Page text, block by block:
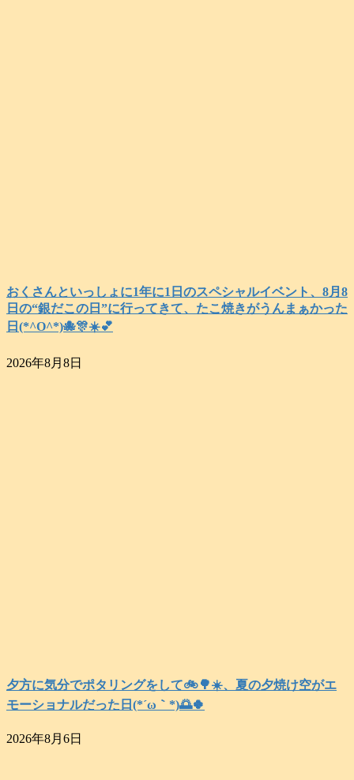
おくさんといっしょに1年に1日のスペシャルイベント、8月8
日の“銀だこの日”に行ってきて、たこ焼きがうんまぁかった
日(*^O^*)🐙🎊☀️💕
2026年8月8日
夕方に気分でポタリングをして🚲️🌳☀️、夏の夕焼け空がエ
モーショナルだった日(⁠*⁠´⁠ω⁠｀⁠*⁠)🌅🍀
2026年8月6日